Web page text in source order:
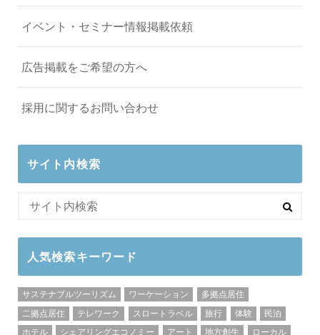
イベント・セミナー情報掲載依頼
広告掲載をご希望の方へ
採用に関するお問い合わせ
サイト内検索
人気検索キーワード
サステナブルツーリズム ワーケーション
多拠点居住
二拠点居住
テレワーク スロートラベル 旅行 体験
民泊
ホテル
シェアリングエコノミー アート 地方創生 ローカル